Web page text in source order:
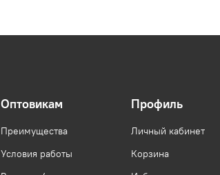
Оптовикам
Преимущества
Условия работы
Профиль
Личный кабинет
Корзина